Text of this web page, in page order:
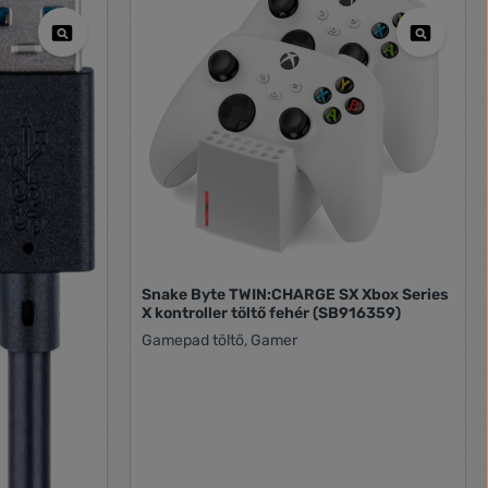
Snake Byte TWIN:CHARGE SX Xbox Series
X kontroller töltő fehér (SB916359)
Gamepad töltő, Gamer